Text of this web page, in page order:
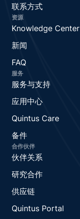
联系方式
资源
Knowledge Center
新闻
FAQ
服务
服务与支持
应用中心
Quintus Care
备件
合作伙伴
伙伴关系
研究合作
供应链
Quintus Portal